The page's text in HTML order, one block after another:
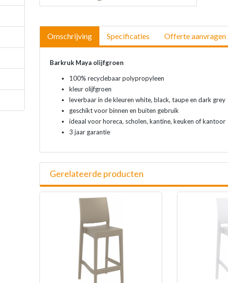
Omschrijving Specificaties Offerte aanvragen
Barkruk Maya olijfgroen
100% recyclebaar polypropyleen
kleur olijfgroen
leverbaar in de kleuren white, black, taupe en dark grey
geschikt voor binnen en buiten gebruik
ideaal voor horeca, scholen, kantine, keuken of kantoor
3 jaar garantie
Gerelateerde producten